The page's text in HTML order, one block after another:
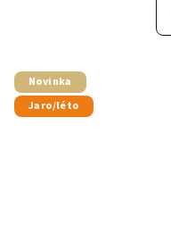
Novinka
Jaro/léto